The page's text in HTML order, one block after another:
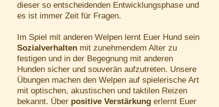
dieser so entscheidenden Entwicklungsphase und
es ist immer Zeit für Fragen.
Im Spiel mit anderen Welpen lernt Euer Hund sein
Sozialverhalten mit zunehmendem Alter zu
festigen und in der Begegnung mit anderen
Hunden sicher und souverän aufzutreten. Unsere
Übungen machen den Welpen auf spielerische Art
mit optischen, akustischen und taktilen Reizen
bekannt. Über positive Verstärkung erlernt Euer